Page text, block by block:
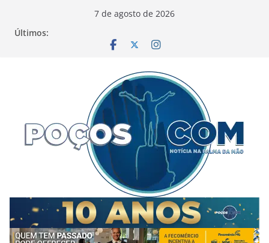
7 de agosto de 2026
Últimos: